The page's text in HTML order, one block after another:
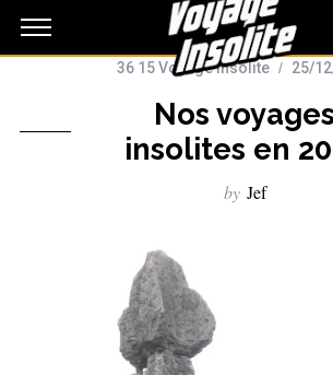
36 15 Voyage Insolite 25/
Nos voyages
insolites en
by Jef